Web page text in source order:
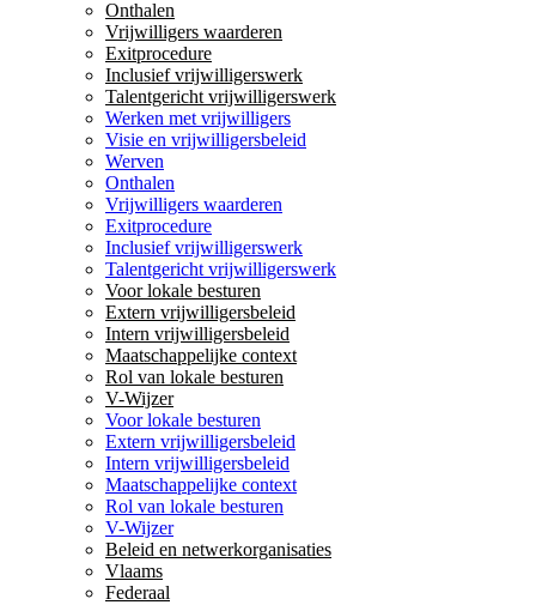
Onthalen
Vrijwilligers waarderen
Exitprocedure
Inclusief vrijwilligerswerk
Talentgericht vrijwilligerswerk
Werken met vrijwilligers
Visie en vrijwilligersbeleid
Werven
Onthalen
Vrijwilligers waarderen
Exitprocedure
Inclusief vrijwilligerswerk
Talentgericht vrijwilligerswerk
Voor lokale besturen
Extern vrijwilligersbeleid
Intern vrijwilligersbeleid
Maatschappelijke context
Rol van lokale besturen
V-Wijzer
Voor lokale besturen
Extern vrijwilligersbeleid
Intern vrijwilligersbeleid
Maatschappelijke context
Rol van lokale besturen
V-Wijzer
Beleid en netwerkorganisaties
Vlaams
Federaal